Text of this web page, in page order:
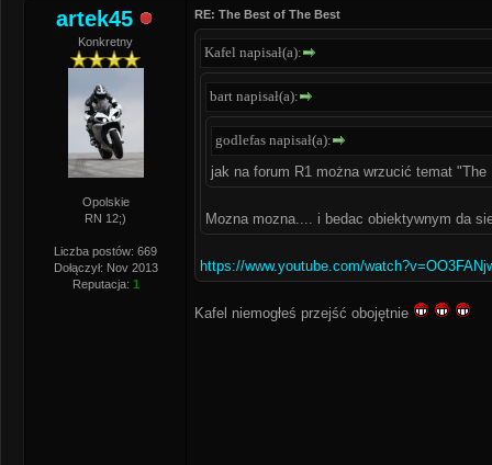
artek45
Konkretny
Opolskie
RN 12;)
Liczba postów: 669
Dołączył: Nov 2013
Reputacja: 1
RE: The Best of The Best
Kafel napisał(a):
bart napisał(a):
godlefas napisał(a):
jak na forum R1 można wrzucić temat
Mozna mozna.... i bedac obiektywnym da
https://www.youtube.com/
Kafel niemogłeś przejść obojętnie